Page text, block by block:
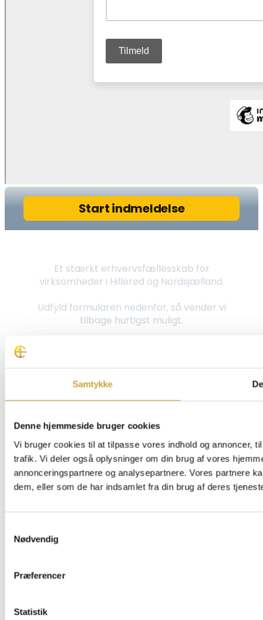
Samtykke
Denne hjemmeside bruger cookies
Vi bruger cookies til at tilpasse vores indhold og annoncer,
trafik. Vi deler også oplysninger om din brug af vores
annonceringspartnere og analysepartnere. Vores partnere
dem, eller som de har indsamlet fra din brug af deres
Nødvendig
Præferencer
Statistik